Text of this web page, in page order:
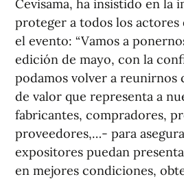
Cevisama, ha insistido en la
proteger a todos los
el evento: “Vamos a
edición de mayo, con la
podamos volver a reunirnos
de valor que representa a
fabricantes, compradores,
proveedores,…- para
expositores puedan
en mejores condiciones,